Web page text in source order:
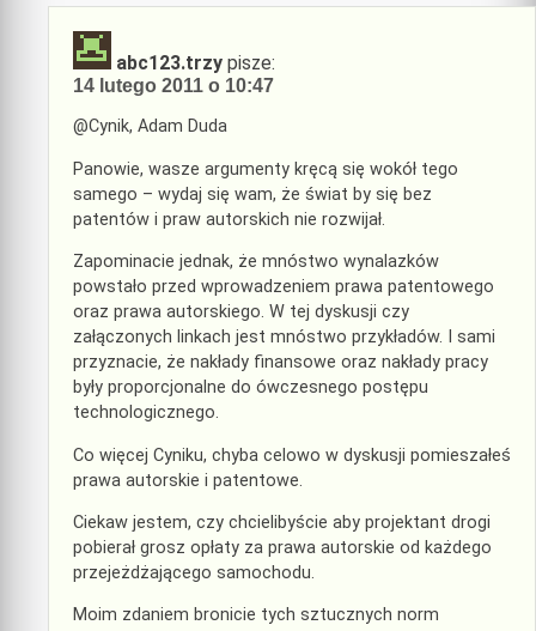
abc123.trzy pisze:
14 lutego 2011 o 10:47
@Cynik, Adam Duda
Panowie, wasze argumenty kręcą się wokół tego
samego – wydaj się wam, że świat by się bez
patentów i praw autorskich nie rozwijał.
Zapominacie jednak, że mnóstwo wynalazków
powstało przed wprowadzeniem prawa patentowego
oraz prawa autorskiego. W tej dyskusji czy
załączonych linkach jest mnóstwo przykładów. I sami
przyznacie, że nakłady finansowe oraz nakłady pracy
były proporcjonalne do ówczesnego postępu
technologicznego.
Co więcej Cyniku, chyba celowo w dyskusji pomieszałeś
prawa autorskie i patentowe.
Ciekaw jestem, czy chcielibyście aby projektant drogi
pobierał grosz opłaty za prawa autorskie od każdego
przejeżdżającego samochodu.
Moim zdaniem bronicie tych sztucznych norm